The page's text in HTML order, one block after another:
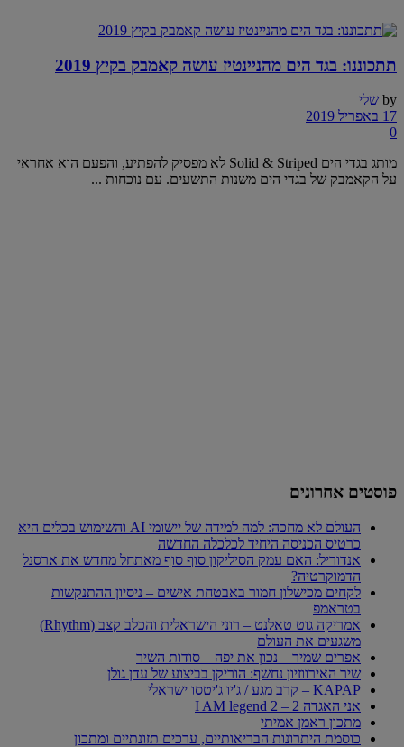
תתכוננו: בגד הים מהניינטיז עושה קאמבק בקיץ 2019
by שלי
17 באפריל 2019
0
מותג בגדי הים Solid & Striped לא מפסיק להפתיע, והפעם הוא אחראי
על הקאמבק של בגדי הים משנות התשעים. עם נוכחות ...
פוסטים אחרונים
העולם לא מחכה: למה למידה של יישומי AI והשימוש בכלים היא
כרטיס הכניסה היחיד לכלכלה החדשה
אנדוריל: האם עמק הסיליקון סוף סוף מאתחל מחדש את ארסנל
הדמוקרטיה?
לקחים מכישלון חמור באבטחת אישים – ניסיון ההתנקשות
בטראמפ
אמריקה גוט טאלנט – רוני הישראלית והכלב קצב (Rhythm)
משגעים את העולם
אפרים שמיר – נכון את יפה – סודות השיר
שיר האירווזיון נחשף: הוריקן בביצוע של עדן גולן
KAPAP – קרב מגע / ג'יו ג'יטסו ישראלי
אני האגדה 2 – I AM legend 2
מתכון ראמן אמיתי
כוסמת היתרונות הבריאותיים, ערכים תזונתיים ומתכון